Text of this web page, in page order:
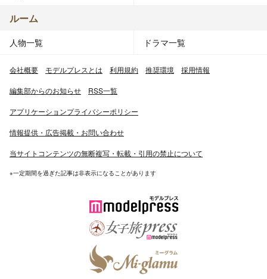
ルーム
人物一覧 ドラマ一覧
会社概要 モデルプレスとは 利用規約 推奨環境 採用情報
編集部からのお知らせ RSS一覧
アプリケーションプライバシーポリシー
情報提供・広告掲載・お問い合わせ
当サイトコンテンツの無断複写・転載・引用の禁止について
※一定期間を過ぎた記事は非表示になることがあります